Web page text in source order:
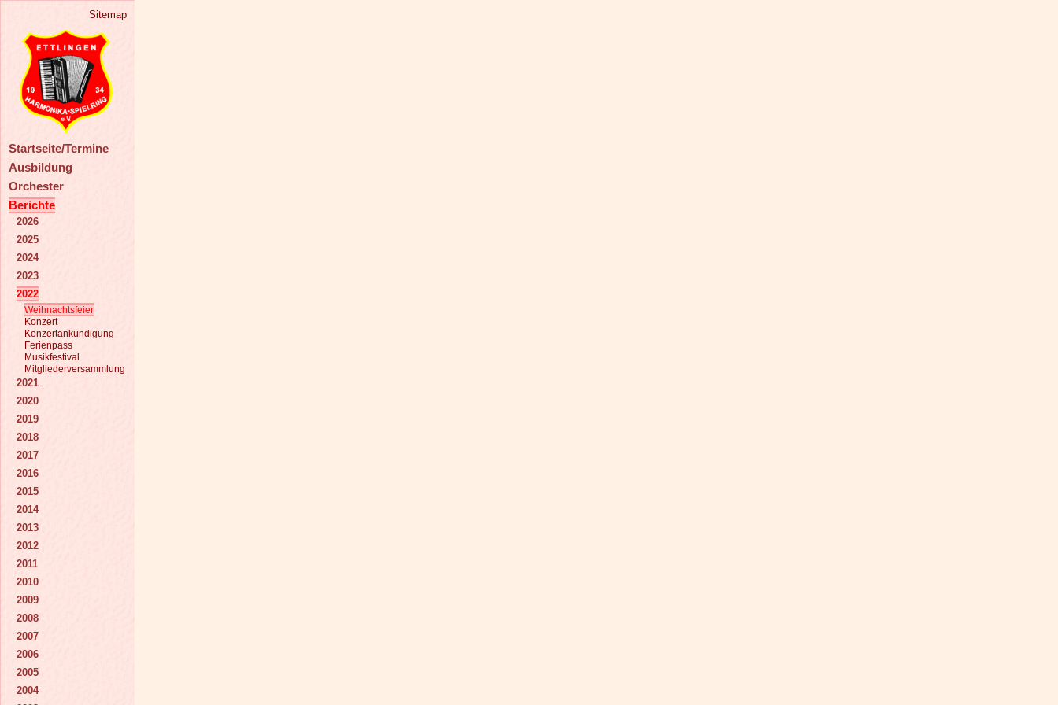
Sitemap
Startseite/Termine
Ausbildung
Orchester
Berichte
2026
2025
2024
2023
2022
Weihnachtsfeier
Konzert
Konzertankündigung
Ferienpass
Musikfestival
Mitgliederversammlung
2021
2020
2019
2018
2017
2016
2015
2014
2013
2012
2011
2010
2009
2008
2007
2006
2005
2004